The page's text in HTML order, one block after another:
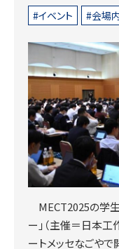
イベント 会場
MECT2025の学
ー」（主催＝日本
ートメッセなごやで